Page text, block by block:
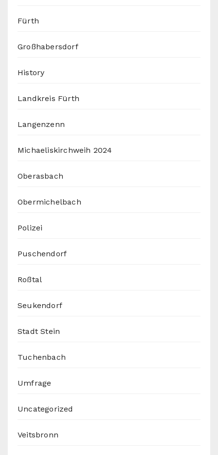
Fürth
Großhabersdorf
History
Landkreis Fürth
Langenzenn
Michaeliskirchweih 2024
Oberasbach
Obermichelbach
Polizei
Puschendorf
Roßtal
Seukendorf
Stadt Stein
Tuchenbach
Umfrage
Uncategorized
Veitsbronn